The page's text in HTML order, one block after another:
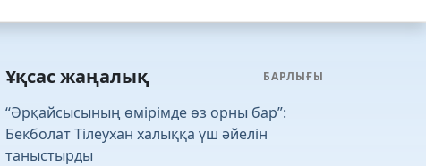
Ұқсас жаңалық БАРЛЫҒЫ
“Әрқайсысының өмірімде өз орны бар”:
Бекболат Тілеухан халыққа үш әйелін
таныстырды